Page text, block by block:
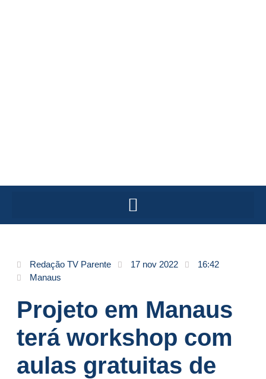
Redação TV Parente 17 nov 2022
16:42
Manaus
Projeto em Manaus
terá workshop com
aulas gratuitas de